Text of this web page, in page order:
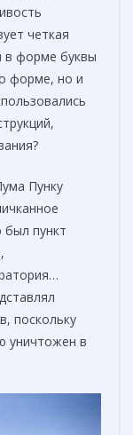
четкая
в форме буквы
форме, но и
Пунку
пункт
поскольку
уничтожен в